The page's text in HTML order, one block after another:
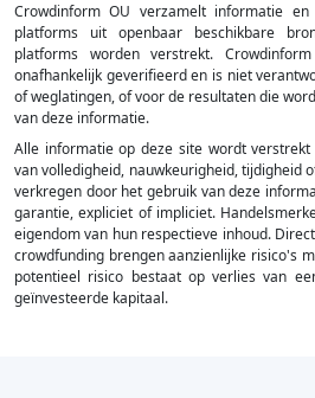
Crowdinform OU verzamelt informatie
platforms uit openbaar beschikbare
platforms worden verstrekt.
onafhankelijk geverifieerd en is niet
of weglatingen, of voor de resultaten die
van deze informatie.
Alle informatie op deze site wordt
van volledigheid, nauwkeurigheid, tijdigheid
verkregen door het gebruik van deze
garantie, expliciet of impliciet.
eigendom van hun respectieve inhoud.
crowdfunding brengen aanzienlijke risico's
potentieel risico bestaat op verlies van
geïnvesteerde kapitaal.